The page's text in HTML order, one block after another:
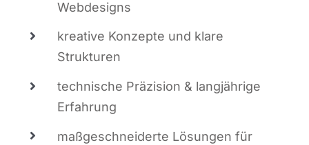
Webdesigns
krea­ti­ve Kon­zep­te und kla­re
Strukturen
tech­ni­sche Prä­zi­si­on & lang­jäh­ri­ge
Erfahrung
maß­ge­schnei­der­te Lösun­gen für